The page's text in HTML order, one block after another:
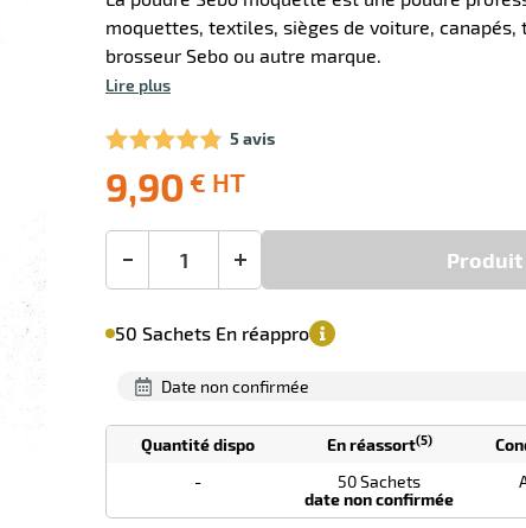
moquettes, textiles, sièges de voiture,
brosseur Sebo ou autre marque.
Lire plus
5 avis
9,90 € HT
Ecotaxe
Prix
public
€
Livraison
offerte
+
de
Sachets
50 Sachets En réappro
date non confirmée
Tarif
quantité
Quantité dispo En réassort(5)
-
50 Sachets
date non confirmée